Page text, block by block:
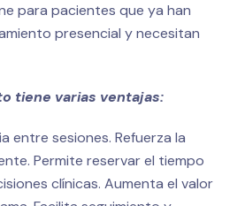
para pacientes que ya han
presencial y necesitan
tiene varias ventajas:
entre sesiones. Refuerza la
Permite reservar el tiempo
clínicas. Aumenta el valor